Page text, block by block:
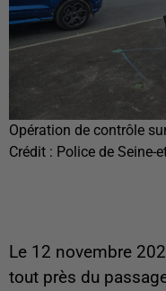
Opération de contrôle
Crédit : Police de Seine-
Le 12 novembre
tout près du